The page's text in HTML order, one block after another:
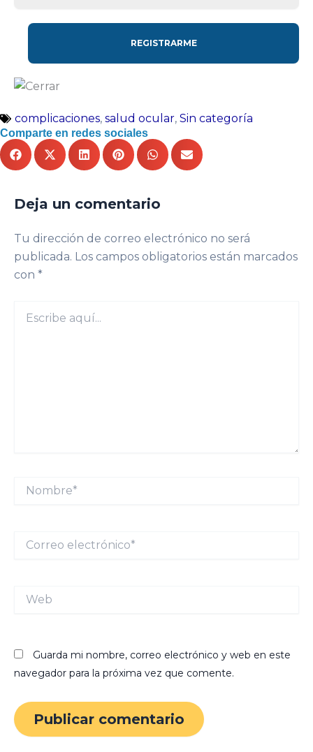
complicaciones, salud ocular, Sin categoría
Comparte en redes sociales
Deja un comentario
Tu dirección de correo electrónico no será
publicada. Los campos obligatorios están marcados
con *
aquí...
Nombre*
electrónico*
Guarda mi nombre, correo electrónico y web en este
navegador para la próxima vez que comente.